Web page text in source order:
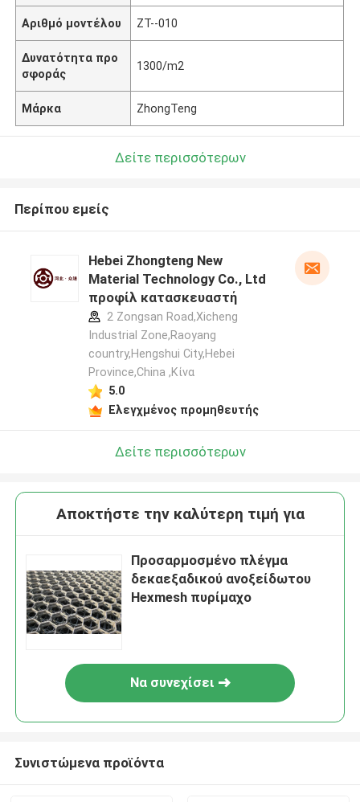
Αριθμό μοντέλου ZT--010
Δυνατότητα προ
σφοράς
1300/m2
Μάρκα ZhongTeng
Δείτε περισσότερων
Περίπου εμείς
Hebei Zhongteng New
Material Technology Co., Ltd
προφίλ κατασκευαστή
2 Zongsan Road,Xicheng
Industrial Zone,Raoyang
country,Hengshui City,Hebei
Province,China ,Κίνα
5.0
Ελεγχμένος προμηθευτής
Δείτε περισσότερων
Αποκτήστε την καλύτερη τιμή για
Προσαρμοσμένο πλέγμα
δεκαεξαδικού ανοξείδωτου
Hexmesh πυρίμαχο
Να συνεχίσει
Συνιστώμενα προϊόντα